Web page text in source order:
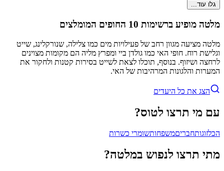
גלו עוד...
מלטה מופיע ברשימות 10 החופים המומלצים
מלטה מציעה מגוון רחב של פעילויות מים כמו צלילה, שנורקלינג, שייט
וגלישת רוח. חופי האי כמו גולדן ביי ומפרץ מליה הם מקומות מצוינים
לרחצה ושיזוף. בנוסף, תוכלו לצאת לשייט בסירות קטנות ולחקור את
המערות והלגונות המרהיבות של האי.
הצג את כל היעדים
עם מי תרצו לטוס?
הכלזוגותחבריםמשפחותשומרי כשרות
מתי תרצו לנפוש במלטה?